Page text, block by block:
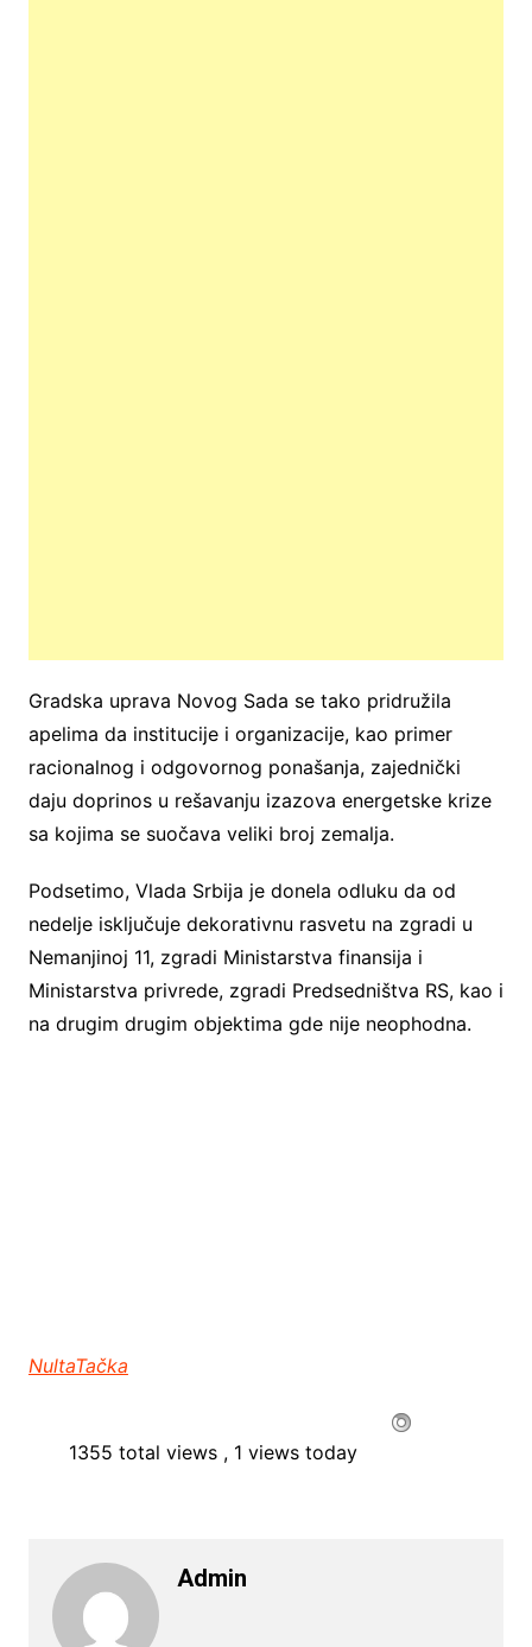
Gradska uprava Novog Sada se tako pridružila
apelima da institucije i organizacije, kao primer
racionalnog i odgovornog ponašanja, zajednički
daju doprinos u rešavanju izazova energetske krize
sa kojima se suočava veliki broj zemalja.
Podsetimo, Vlada Srbija je donela odluku da od
nedelje isključuje dekorativnu rasvetu na zgradi u
Nemanjinoj 11, zgradi Ministarstva finansija i
Ministarstva privrede, zgradi Predsedništva RS, kao i
na drugim drugim objektima gde nije neophodna.
NultaTačka
1355 total views , 1 views today
Admin